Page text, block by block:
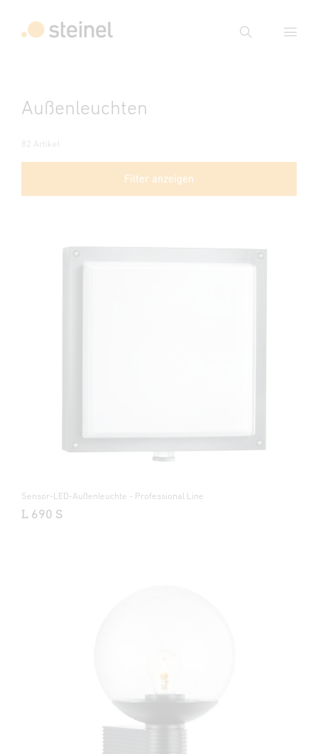
Suche
Suche
Außenleuchten
82 Artikel
Filter anzeigen
Sensor-LED-Außenleuchte - Professional Line
L 690 S